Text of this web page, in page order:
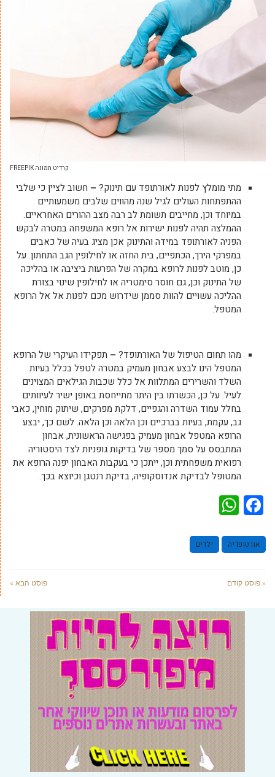
קרדיט תמונה FREEPIK
מתי מומלץ לפנות לאורתופד עם תינוק? – חשוב לציין כי שלבי
ההתפתחות העולים לגיל שנה מהווים שלבים משמעותיים
במיוחד וכן, מחייבים תשומת לב רבה מצב ההורים האחראיים.
ההמלצה תהיה לפנות ישירות אל רופא המשפחה במטרה לבקש
הפניה לאורתופד במידה והתינוק אכן מציג בעיה של כאבים
במפרקי הירך, הכתפיים, בית החזה או לחילופין הגב התחתון. על
כן, מוטב לפנות לרופא במקרה של הפרעות ביציבה או בהליכה
של התינוק וכן, גם חוסר סימטריה או לחילופין שינוי בצורת
ההליכה עשויים להוות סממן שידרוש מכם לפנות אל אל הרופא
המטפל.
מהו תחום הטיפול של האורתופד? – תפקידו העיקרי של הרופא
המטפל הינו לבצע אבחון מעמיק במטרה לטפל בכלל בעיות
השלד והשרירים המתלוות אל כלל שכבות הגילאים המצוינים
לעיל. על כן, הכשרתו בין היתר מתייחסת באופן ישיר לעיוותים
בחלל עמוד השדרה והגפיים, דלקת מפרקים, שיתוק מוחין, כאבי
גב, עקמת, בעיות בברכיים וכן הלאה וכן הלאה. לשם כך, יבצע
הרופא המטפל אבחון מעמיק בפגישה הראשונית, אבחון
המתבסס על סמך מספר של בדיקות גופניות לצד היסטוריה
רפואית משפחתית וכן, ייתכן כי בעקבות האבחון יפנה הרופא את
המטופל לבדיקת אנדוסקופיה, בדיקת רנטגן וכיוצא בכך.
Facebook
אורטופדיה ילדים
« פוסט קודם פוסט הבא »